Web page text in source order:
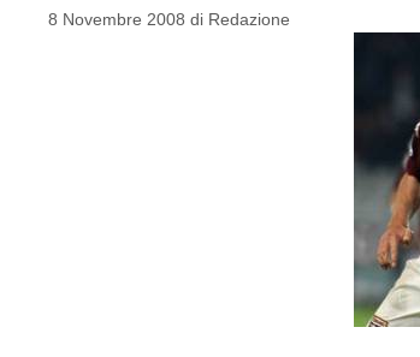
8 Novembre 2008 di Redazione